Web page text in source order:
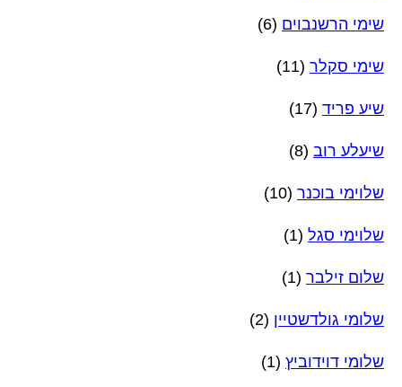
שימי הרשנבוים (6)
שימי סקלר (11)
שיע פריד (17)
שיעלע רוב (8)
שלוימי בוכנר (10)
שלוימי סגל (1)
שלום זילבר (1)
שלומי גולדשטיין (2)
שלומי דוידוביץ (1)